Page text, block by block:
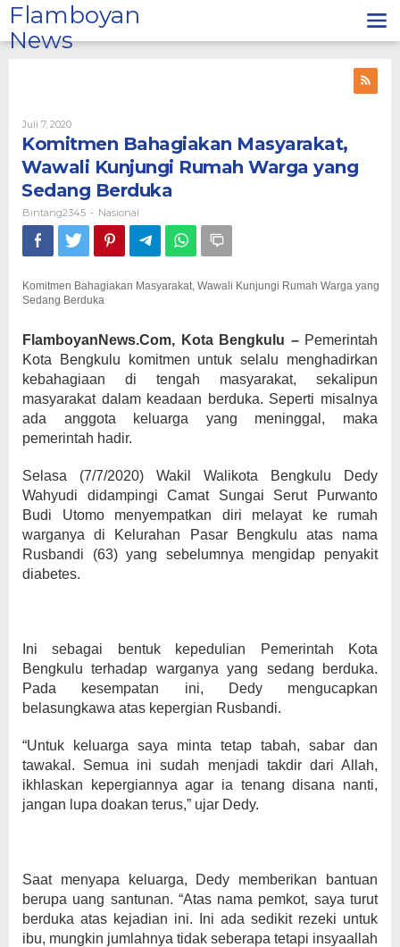
Lewati
ke
konten
Flamboyan
News
Juli 7, 2020Oleh
Bintang2345
Komitmen Bahagiakan Masyarakat,
Wawali Kunjungi Rumah Warga yang
Sedang Berduka
Bintang2345 - Nasional
Komitmen Bahagiakan Masyarakat, Wawali Kunjungi Rumah Warga yang
Sedang Berduka
FlamboyanNews.Com, Kota Bengkulu –Pemerintah
Kota Bengkulu komitmen untuk selalu menghadirkan
kebahagiaan di tengah masyarakat, sekalipun
masyarakat dalam keadaan berduka. Seperti misalnya
ada anggota keluarga yang meninggal, maka
pemerintah hadir.
Selasa (7/7/2020) Wakil Walikota Bengkulu Dedy
Wahyudi didampingi Camat Sungai Serut Purwanto
Budi Utomo menyempatkan diri melayat ke rumah
warganya di Kelurahan Pasar Bengkulu atas nama
Rusbandi (63) yang sebelumnya mengidap penyakit
diabetes.
Ini sebagai bentuk kepedulian Pemerintah Kota
Bengkulu terhadap warganya yang sedang berduka.
Pada kesempatan ini, Dedy mengucapkan
belasungkawa atas kepergian Rusbandi.
“Untuk keluarga saya minta tetap tabah, sabar dan
tawakal. Semua ini sudah menjadi takdir dari Allah,
ikhlaskan kepergiannya agar ia tenang disana nanti,
jangan lupa doakan terus,” ujar Dedy.
Saat menyapa keluarga, Dedy memberikan bantuan
berupa uang santunan. “Atas nama pemkot, saya turut
berduka atas kejadian ini. Ini ada sedikit rezeki untuk
ibu, mungkin jumlahnya tidak seberapa tetapi insyaallah